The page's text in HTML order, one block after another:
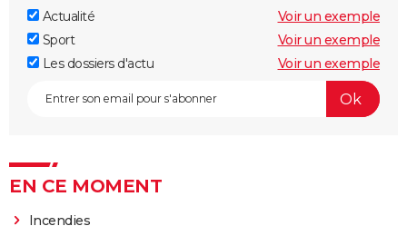
Actualité
Voir un exemple
Sport
Voir un exemple
Les dossiers d'actu
Voir un exemple
EN CE MOMENT
Incendies